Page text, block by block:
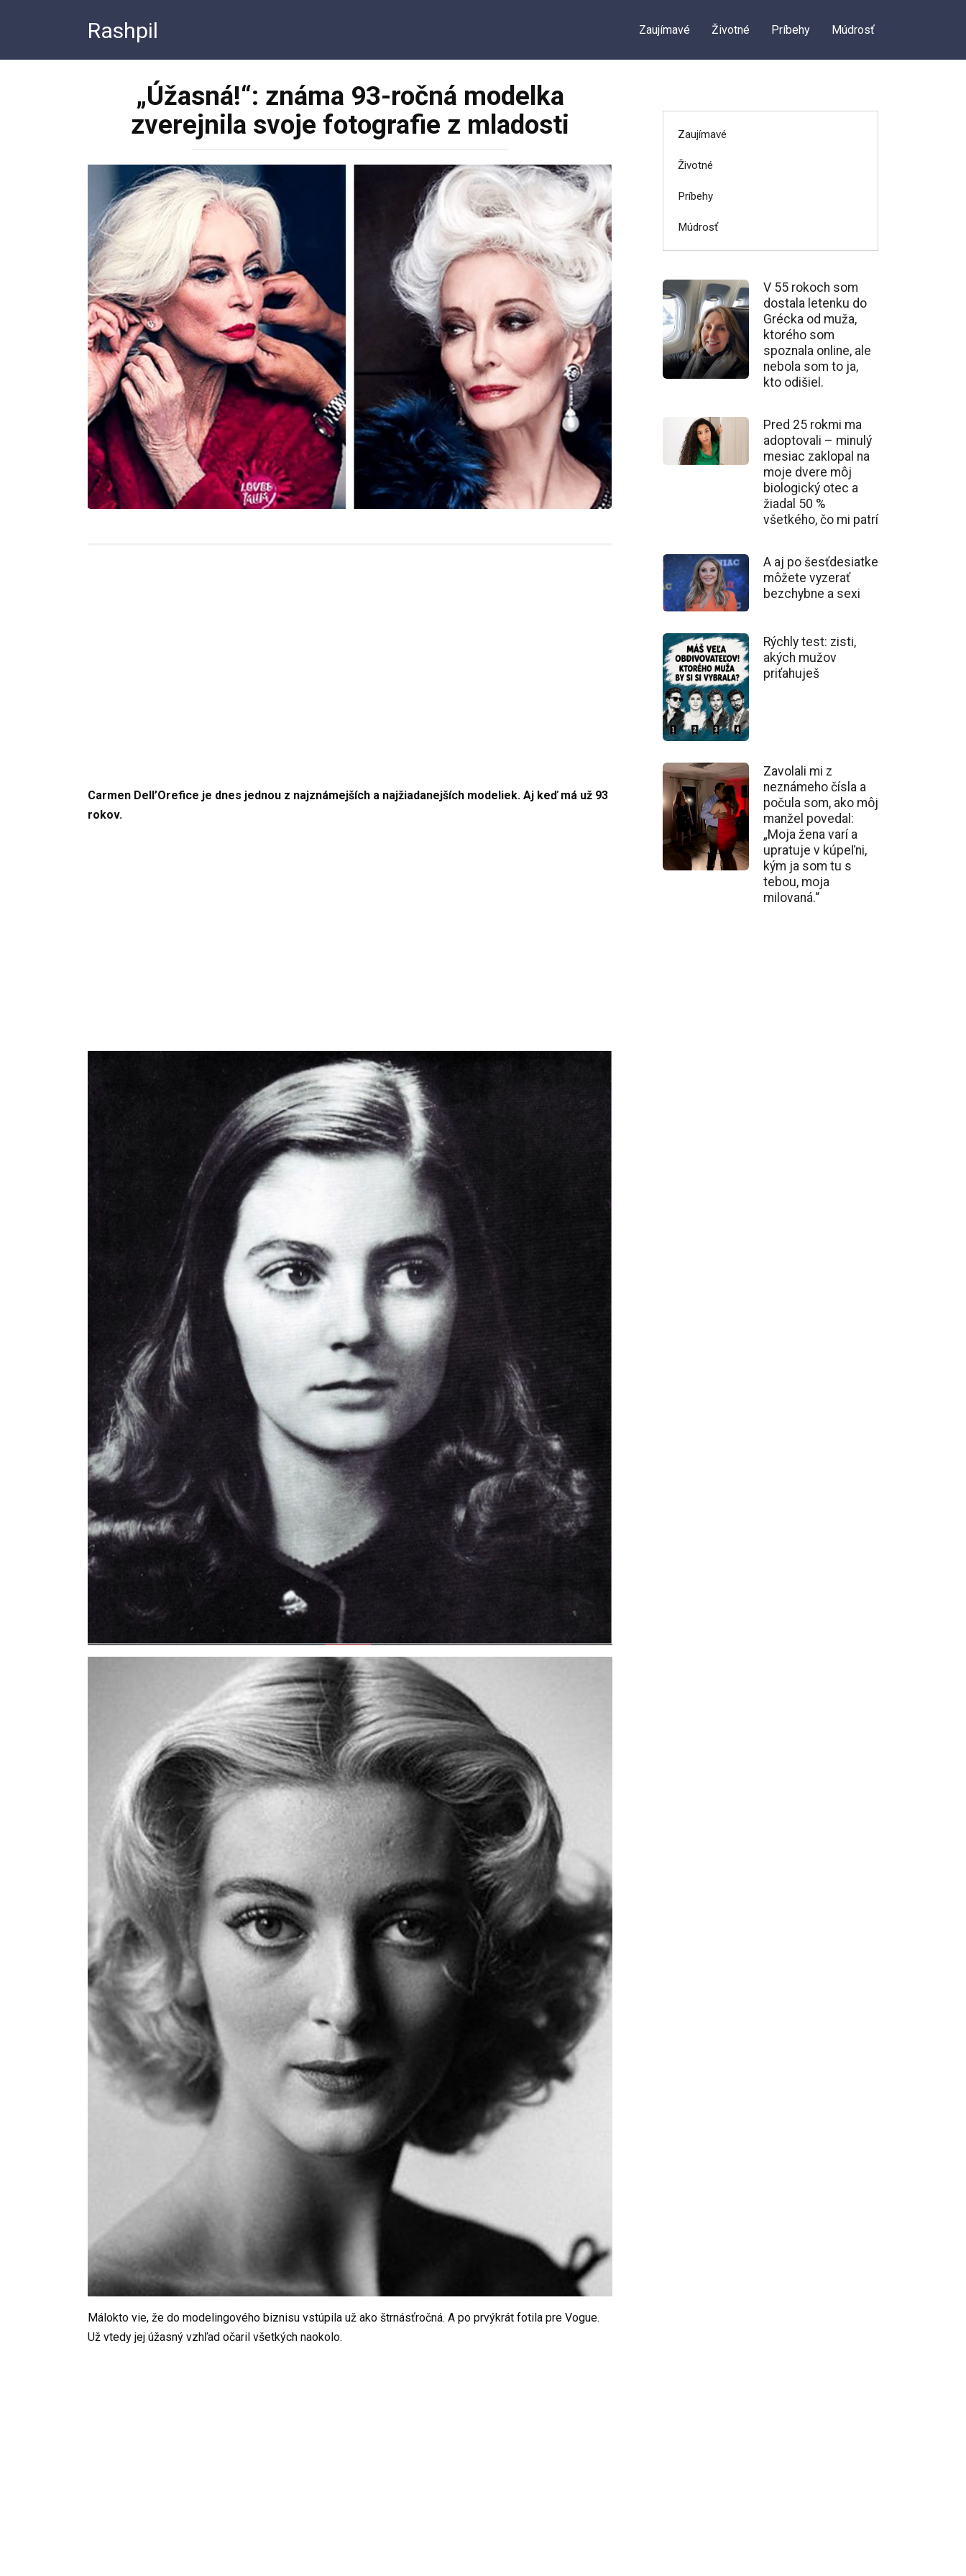
Rashpil Zaujímavé Životné Príbehy Múdrosť
„Úžasná!“: známa 93-ročná modelka
zverejnila svoje fotografie z mladosti
Carmen Dell’Orefice je dnes jednou z najznámejších a najžiadanejších modeliek. Aj keď má už 93
rokov.
Málokto vie, že do modelingového biznisu vstúpila už ako štrnásťročná. A po prvýkrát fotila pre Vogue.
Už vtedy jej úžasný vzhľad očaril všetkých naokolo.
Zaujímavé
Životné
Príbehy
Múdrosť
V 55 rokoch som
dostala letenku do
Grécka od muža,
ktorého som
spoznala online, ale
nebola som to ja,
kto odišiel.
Pred 25 rokmi ma
adoptovali – minulý
mesiac zaklopal na
moje dvere môj
biologický otec a
žiadal 50 %
všetkého, čo mi patrí
A aj po šesťdesiatke
môžete vyzerať
bezchybne a sexi
Rýchly test: zisti,
akých mužov
priťahuješ
Zavolali mi z
neznámeho čísla a
počula som, ako môj
manžel povedal:
„Moja žena varí a
upratuje v kúpeľni,
kým ja som tu s
tebou, moja
milovaná.“